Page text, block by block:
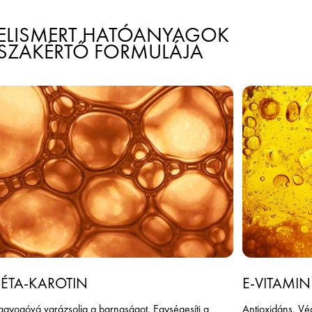
HATÓANYAGOK
FORMULÁJA
KAROTIN
varázsolja a barnaságot. Egységesíti a
E-VITAMIN
Antioxidáns.